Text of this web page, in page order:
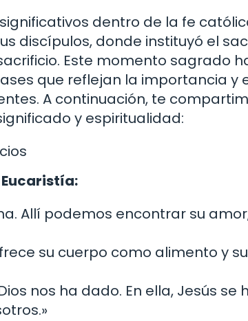
dentro de la fe
discípulos, donde instituyó el
Este momento sagrado
que reflejan la importancia y
A continuación, te
y espiritualidad:
Allí podemos encontrar su
su cuerpo como alimento y
nos ha dado. En ella, Jesús se